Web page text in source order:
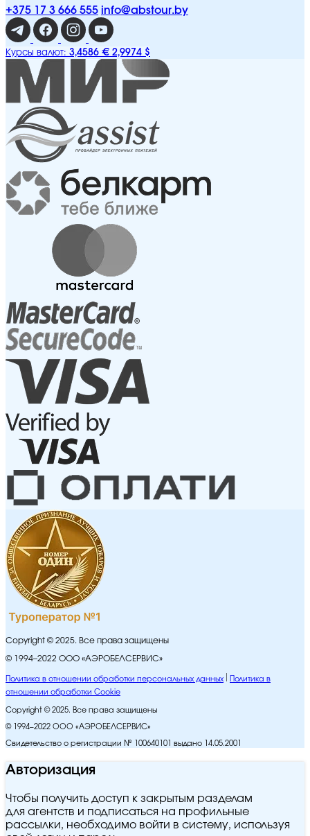
+375 17 3 666 555 info@abstour.by
Курсы валют: 3,4586 € 2,9974 $
Copyright © 2025. Все права защищены
© 1994–2022 ООО «АЭРОБЕЛСЕРВИС»
Политика в отношении обработки персональных данных
Политика в
отношении обработки Cookie
Copyright © 2025. Все права защищены
© 1994–2022 ООО «АЭРОБЕЛСЕРВИС»
Свидетельство о регистрации № 100640101 выдано 14.05.2001
Авторизация
Чтобы получить доступ к закрытым разделам
для агентств и подписаться на профильные
рассылки, необходимо войти в систему, используя